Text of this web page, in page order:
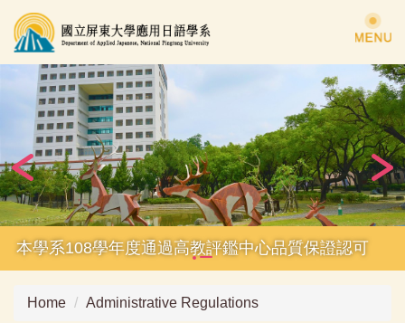
Jump
to
the
content
block
本學系108學年度通過高教評鑑中心品質保證認可
Home Administrative Regulations